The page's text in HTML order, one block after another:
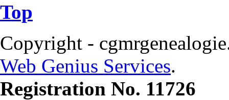
Top
Copyright -
Web Genius Services.
Registration No. 11726